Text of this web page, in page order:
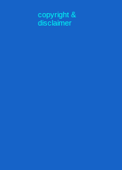
copyright &
disclaimer